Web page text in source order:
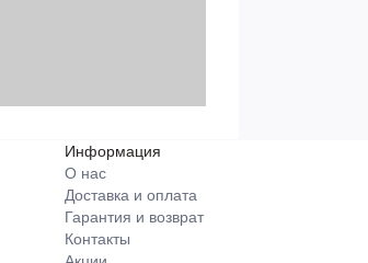
Информация
О нас
Доставка и оплата
Гарантия и возврат
Контакты